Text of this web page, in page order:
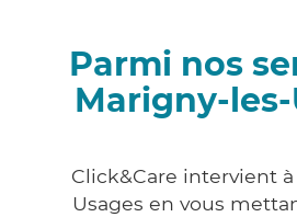
Parmi nos
Marigny-
Click&Care intervient
Usages en vous